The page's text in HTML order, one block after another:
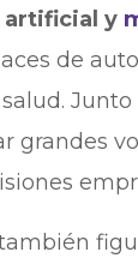
y
de
Junto
grandes